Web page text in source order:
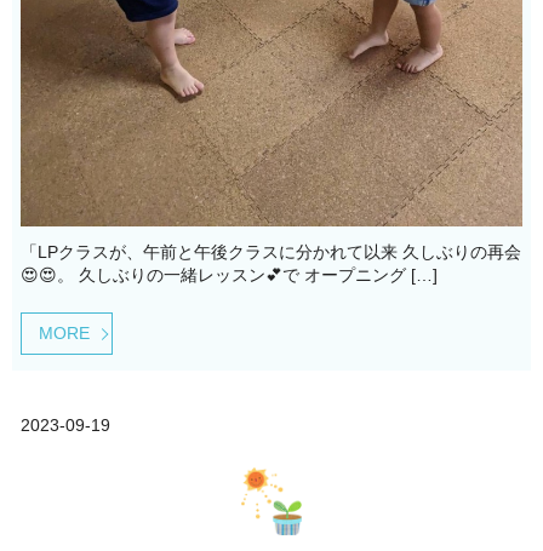
「LPクラスが、午前と午後クラスに分かれて以来 久しぶりの再会
😍😍。 久しぶりの一緒レッスン💕で オープニング […]
MORE
2023-09-19